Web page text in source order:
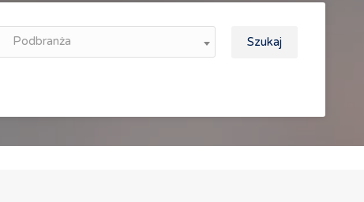
Podbranża Szukaj